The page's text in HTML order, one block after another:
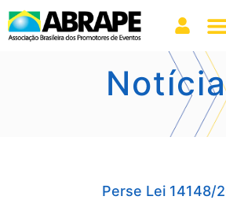
Perse Lei 14148/